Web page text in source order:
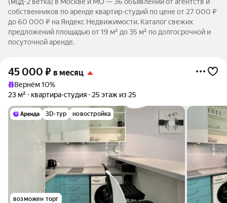
собственников по аренде квартир-студий по цене от 27 000 ₽
до 60 000 ₽ на Яндекс Недвижимости. Каталог свежих
предложений площадью от 19 м² до 35 м² по долгосрочной и
посуточной аренде.
45 000 ₽ в месяц
Вернём 10%
23 м²
квартира-студия 25 этаж из 25
3D-тур новостройка
возможен торг